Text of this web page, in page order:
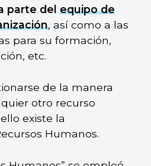
parte delequipo de
, así como a las
para su formación,
etc.
de la manera
otro recurso
existe la
Humanos.